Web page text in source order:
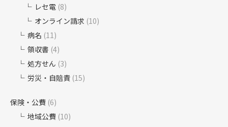
レセ電 (8)
オンライン請求 (10)
病名 (11)
領収書 (4)
処方せん (3)
労災・自賠責 (15)
保険・公費 (6)
地域公費 (10)